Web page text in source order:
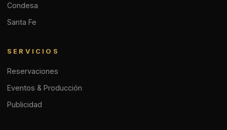
Condesa
Santa Fe
SERVICIOS
Reservaciones
Eventos & Producción
Publicidad